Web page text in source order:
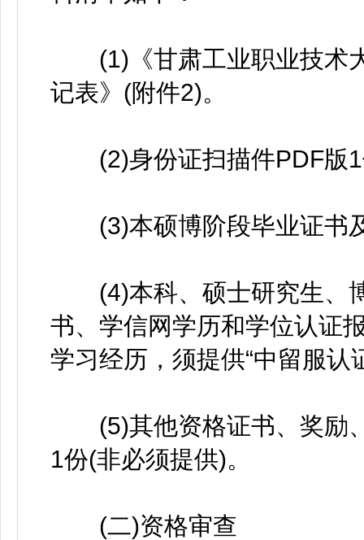
(1)《甘肃工业职业技术
记表》(附件2)。
(2)身份证扫描件PDF版1
(3)本硕博阶段毕业证书
(4)本科、硕士研究生、
书、学信网学历和学位认证
学习经历，须提供“中留服认
(5)其他资格证书、奖励
1份(非必须提供)。
(二)资格审查